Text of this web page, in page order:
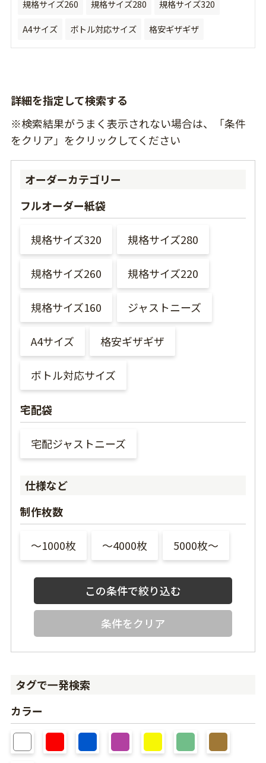
規格サイズ260 規格サイズ280
規格サイズ320
A4サイズ
ボトル対応サイズ 格安ギザギザ
詳細を指定して検索する
※検索結果がうまく表示されない場合は、「条件
をクリア」をクリックしてください
オーダーカテゴリー
フルオーダー紙袋
規格サイズ320 規格サイズ280
規格サイズ260 規格サイズ220
規格サイズ160 ジャストニーズ
A4サイズ 格安ギザギザ
ボトル対応サイズ
宅配袋
宅配ジャストニーズ
仕様など
制作枚数
〜1000枚 〜4000枚 5000枚〜
条件をクリア
タグで一発検索
カラー